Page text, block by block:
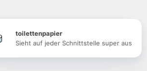
toilettenpapier
Sieht auf jeder Schnittstelle super aus